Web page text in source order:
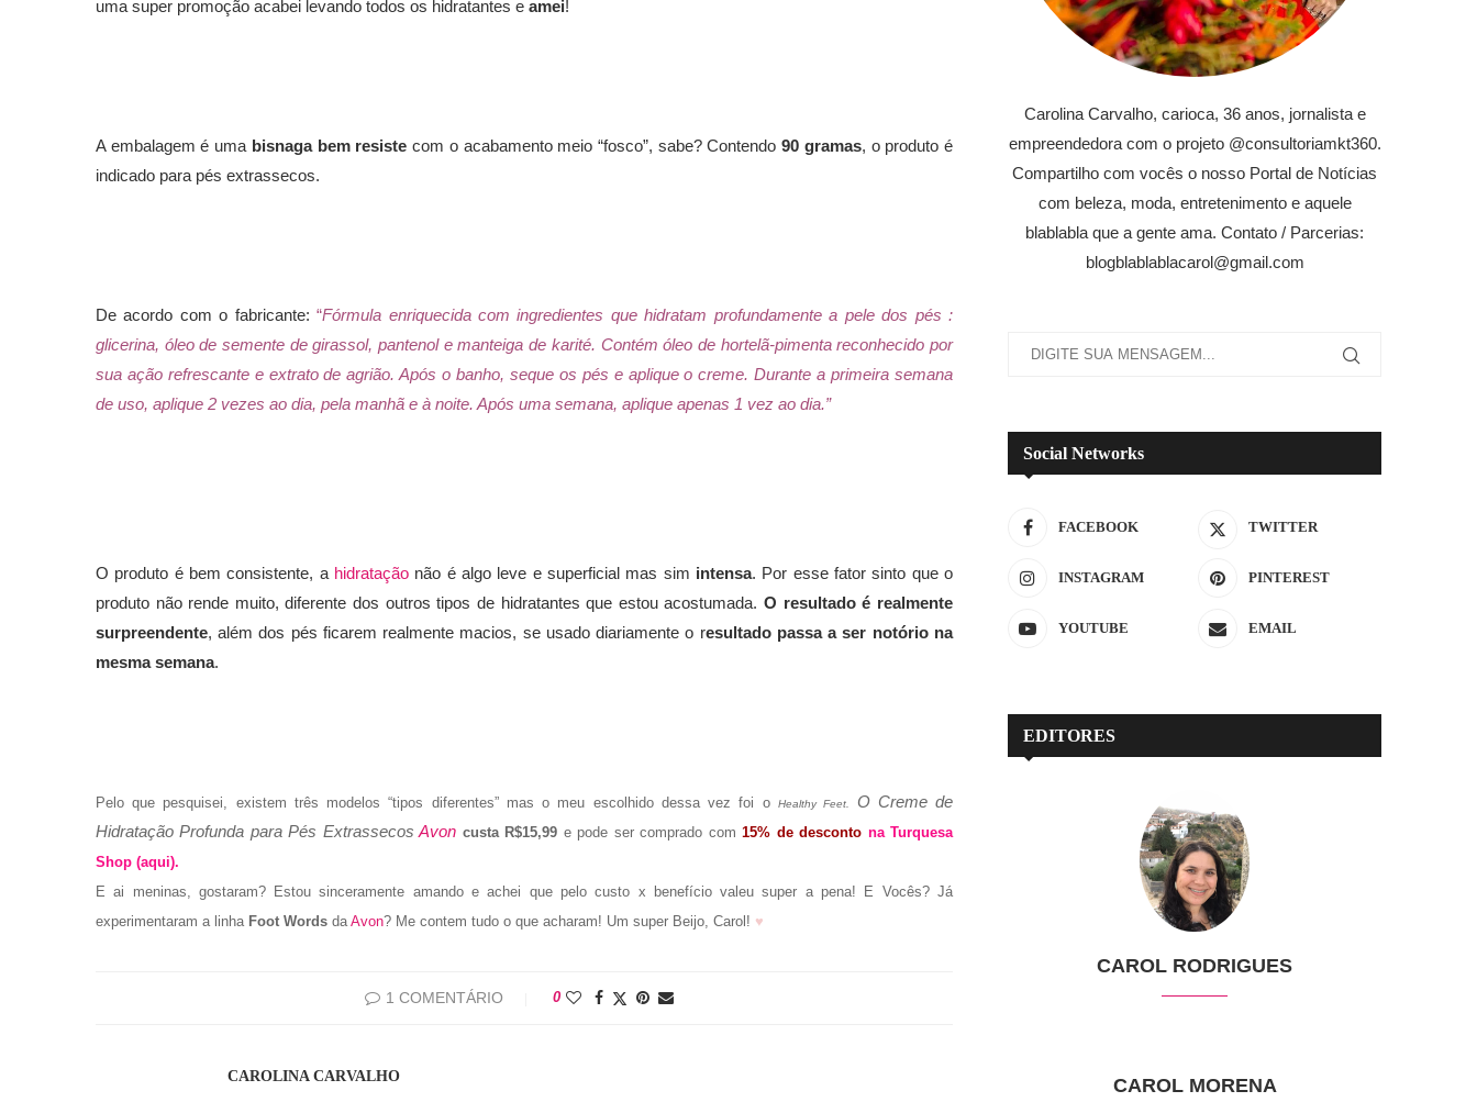
uma super promoção acabei levando todos os hidratantes e amei!
A embalagem é uma bisnaga bem resiste com o acabamento meio “fosco”, sabe? Contendo90 gramas, o produto é
indicado para pés extrassecos.
De acordo com o fabricante:“Fórmula enriquecida com ingredientes que hidratam profundamente a pele dos pés :
glicerina, óleo de semente de girassol, pantenol e manteiga de karité. Contém óleo de hortelã-pimenta reconhecido por
sua ação refrescante e extrato de agrião. Após o banho, seque os pés e aplique o creme. Durante a primeira semana
de uso, aplique 2 vezes ao dia, pela manhã e à noite. Após uma semana, aplique apenas 1 vez ao dia.”
O produto é bem consistente, a hidratação não é algo leve e superficial mas sim intensa. Por esse fator sinto que o
produto não rende muito, diferente dos outros tipos de hidratantes que estou acostumada.O resultado é realmente
surpreendente, além dos pés ficarem realmente macios, se usado diariamente o resultado passa a ser notório na
mesma semana.
Pelo que pesquisei, existem três modelos “tipos diferentes” mas o meu escolhido dessa vez foi o Healthy Feet. O Creme de
Hidratação Profunda para Pés ExtrassecosAvon custa R$15,99 e pode ser comprado com15% de desconto na Turquesa
Shop (aqui).
E ai meninas, gostaram? Estou sinceramente amando e achei que pelo custo x benefício valeu super a pena!
E Vocês? Já
experimentaram a linha Foot Words daAvon? Me contem tudo o que acharam! Um super Beijo, Carol! ♥
1 COMENTÁRIO 0
CAROLINA CARVALHO
Carolina Carvalho, carioca, 36 anos, jornalista e
empreendedora com o projeto @consultoriamkt360.
Compartilho com vocês o nosso Portal de Notícias
com beleza, moda, entretenimento e aquele
blablabla que a gente ama. Contato / Parcerias:
blogblablablacarol@gmail.com
Social Networks
FACEBOOK TWITTER
INSTAGRAM PINTEREST
YOUTUBE EMAIL
EDITORES
CAROL RODRIGUES
CAROL MORENA